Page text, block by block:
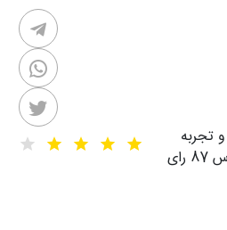
نکات رابط کاربری سایت ui و تجربه
87 رای